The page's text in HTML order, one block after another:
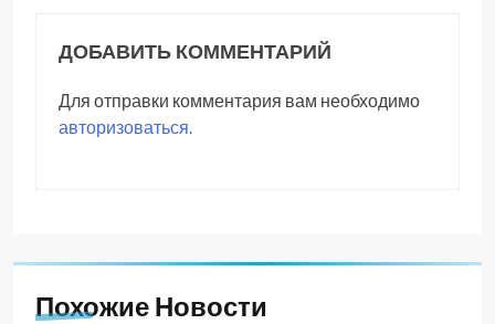
ДОБАВИТЬ КОММЕНТАРИЙ
Для отправки комментария вам необходимо
авторизоваться.
Похожие Новости